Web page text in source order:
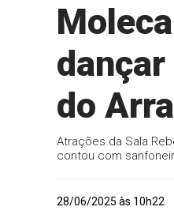
do
Atrações da Sala
contou com
28/06/2025 às 10h22